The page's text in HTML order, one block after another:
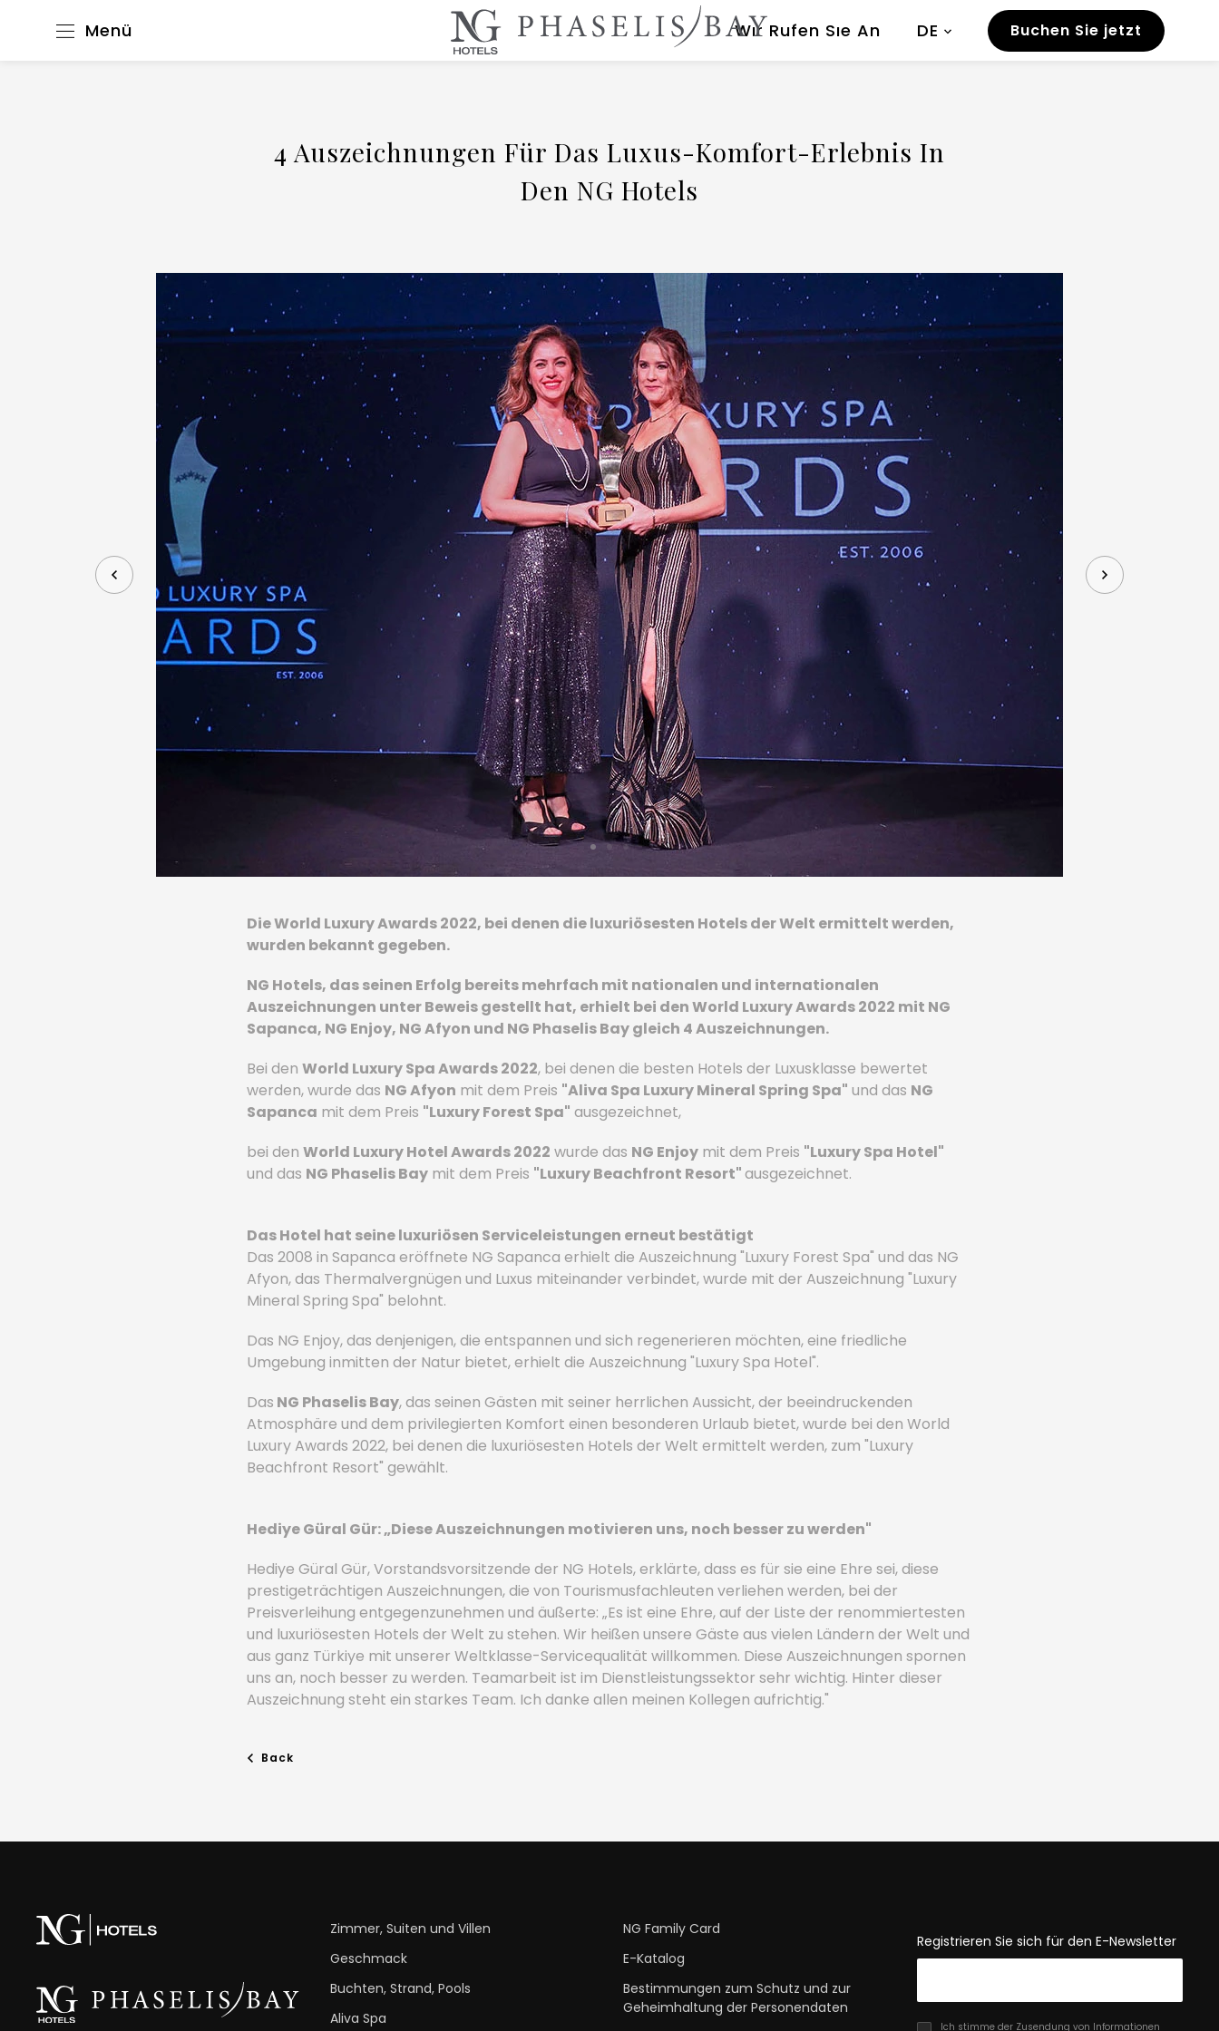
Menü Wır Rufen Sıe An DE Buchen Sie jetzt
4 Auszeichnungen Für Das Luxus-Komfort-Erlebnis In
Den NG Hotels
Die World Luxury Awards 2022, bei denen die luxuriösesten Hotels der Welt ermittelt werden,
wurden bekannt gegeben.
NG Hotels, das seinen Erfolg bereits mehrfach mit nationalen und internationalen
Auszeichnungen unter Beweis gestellt hat, erhielt bei den World Luxury Awards 2022 mit NG
Sapanca, NG Enjoy, NG Afyon und NG Phaselis Bay gleich 4 Auszeichnungen.
Bei denWorld Luxury Spa Awards 2022, bei denen die besten Hotels der Luxusklasse bewertet
werden, wurde das NG Afyon mit dem Preis "Aliva Spa Luxury Mineral Spring Spa" und das NG
Sapanca mit dem Preis "Luxury Forest Spa" ausgezeichnet,
bei denWorld Luxury Hotel Awards 2022 wurde das NG Enjoy mit dem Preis "Luxury Spa Hotel"
und das NG Phaselis Bay mit dem Preis "Luxury Beachfront Resort"ausgezeichnet.
Das Hotel hat seine luxuriösen Serviceleistungen erneut bestätigt
Das 2008 in Sapanca eröffnete NG Sapanca erhielt die Auszeichnung "Luxury Forest Spa" und das NG
Afyon, das Thermalvergnügen und Luxus miteinander verbindet, wurde mit der Auszeichnung "Luxury
Mineral Spring Spa" belohnt.
Das NG Enjoy, das denjenigen, die entspannen und sich regenerieren möchten, eine friedliche
Umgebung inmitten der Natur bietet, erhielt die Auszeichnung "Luxury Spa Hotel".
Das NG Phaselis Bay, das seinen Gästen mit seiner herrlichen Aussicht, der beeindruckenden
Atmosphäre und dem privilegierten Komfort einen besonderen Urlaub bietet, wurde bei den World
Luxury Awards 2022, bei denen die luxuriösesten Hotels der Welt ermittelt werden, zum "Luxury
Beachfront Resort" gewählt.
Hediye Güral Gür: „Diese Auszeichnungen motivieren uns, noch besser zu werden"
Hediye Güral Gür, Vorstandsvorsitzende der NG Hotels, erklärte, dass es für sie eine Ehre sei, diese
prestigeträchtigen Auszeichnungen, die von Tourismusfachleuten verliehen werden, bei der
Preisverleihung entgegenzunehmen und äußerte: „Es ist eine Ehre, auf der Liste der renommiertesten
und luxuriösesten Hotels der Welt zu stehen. Wir heißen unsere Gäste aus vielen Ländern der Welt und
aus ganz Türkiye mit unserer Weltklasse-Servicequalität willkommen. Diese Auszeichnungen spornen
uns an, noch besser zu werden. Teamarbeit ist im Dienstleistungssektor sehr wichtig. Hinter dieser
Auszeichnung steht ein starkes Team. Ich danke allen meinen Kollegen aufrichtig."
Back
Zimmer, Suiten und Villen
Geschmack
Buchten, Strand, Pools
Aliva Spa
NG Family Card
E-Katalog
Bestimmungen zum Schutz und zur
Geheimhaltung der Personendaten
Registrieren Sie sich für den E-Newsletter
Ich stimme der Zusendung von Informationen